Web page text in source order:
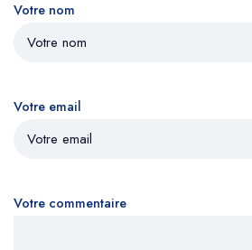
Votre nom
Votre email
Votre commentaire